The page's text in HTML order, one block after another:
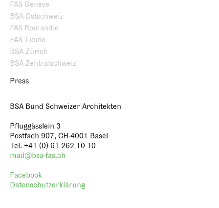
FAS Genève
BSA Ostschweiz
FAS Romandie
FAS Ticino
BSA Zürich
BSA Zentralschweiz
Press
BSA Bund Schweizer Architekten
Pfluggässlein 3
Postfach 907, CH-4001 Basel
Tel. +41 (0) 61 262 10 10
mail@bsa-fas.ch
Facebook
Datenschutzerklärung